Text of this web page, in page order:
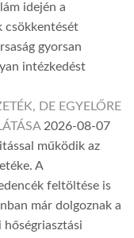
idején a
csökkentését
gyorsan
intézkedést
DE EGYELŐRE
2026-08-07
működik az
A
feltöltése is
már dolgoznak a
hőségriasztási